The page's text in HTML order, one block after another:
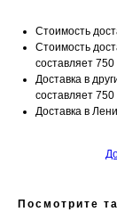
Стоимость
Стоимость
составляет 750
Доставка в
составляет 750
Доставка в
Посмотрите